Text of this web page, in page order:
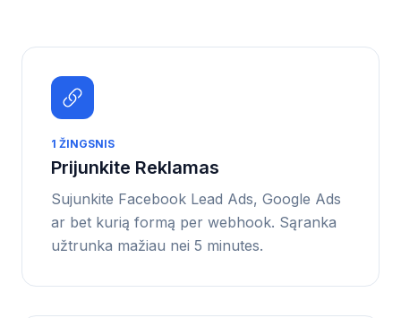
1 ŽINGSNIS
Prijunkite Reklamas
Sujunkite Facebook Lead Ads, Google Ads
ar bet kurią formą per webhook. Sąranka
užtrunka mažiau nei 5 minutes.